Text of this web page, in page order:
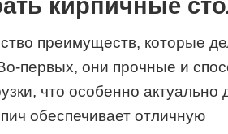
кирпичные
преимуществ, которые
первых, они прочные и
что особенно актуально
обеспечивает отличную